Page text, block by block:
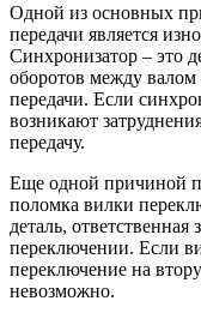
Одной из основных
передачи является
Синхронизатор – это
оборотов между валом
передачи. Если
возникают
передачу.
Еще одной причиной
поломка вилки
деталь,
переключении. Если
переключение на
невозможно.